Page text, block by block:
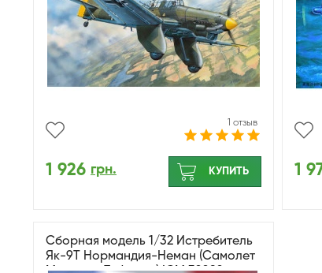
1 отзыв
1 926 грн. КУПИТЬ 1
Сборная модель 1/32 Истребитель
Як-9Т Нормандия-Неман (Самолет